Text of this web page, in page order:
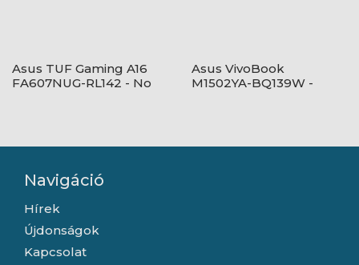
Asus TUF Gaming A16
FA607NUG-RL142 - No
Asus VivoBook
M1502YA-BQ139W -
Navigáció
Hírek
Újdonságok
Kapcsolat